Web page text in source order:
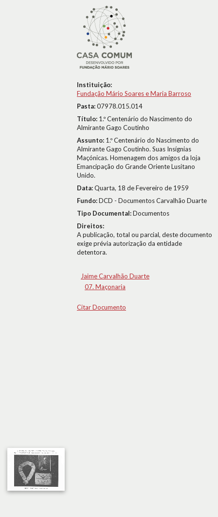
Instituição:
Fundação Mário Soares e Maria Barroso
Pasta:07978.015.014
Título: 1.º Centenário do Nascimento do
Almirante Gago Coutinho
Assunto: 1.º Centenário do Nascimento do
Almirante Gago Coutinho. Suas Insígnias
Maçónicas. Homenagem dos amigos da loja
Emancipação do Grande Oriente Lusitano
Unido.
Data:Quarta, 18 de Fevereiro de 1959
Fundo:DCD - Documentos Carvalhão Duarte
Tipo Documental:Documentos
Direitos:
A publicação, total ou parcial, deste documento
exige prévia autorização da entidade
detentora.
Jaime Carvalhão Duarte
07. Maçonaria
Citar Documento